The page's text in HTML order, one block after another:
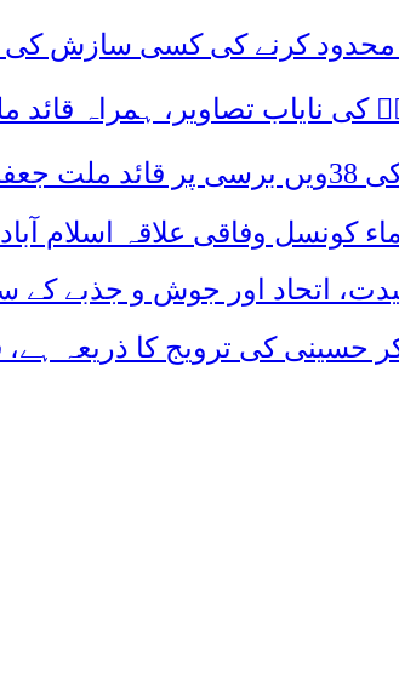
محدود کرنے کی کسی سازش
نایاب تصاویر، ہمراہ
پیغام
کونسل وفاقی علاقہ اسلام